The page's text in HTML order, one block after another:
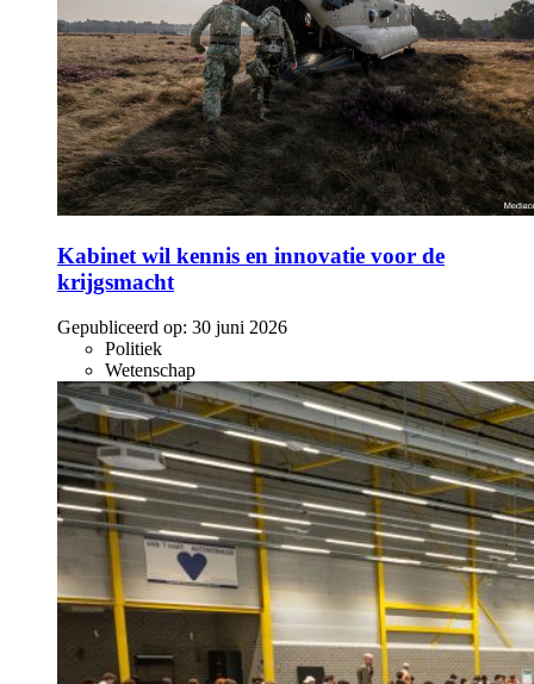
Kabinet wil kennis en innovatie voor de
krijgsmacht
Gepubliceerd op: 30 juni 2026
Politiek
Wetenschap